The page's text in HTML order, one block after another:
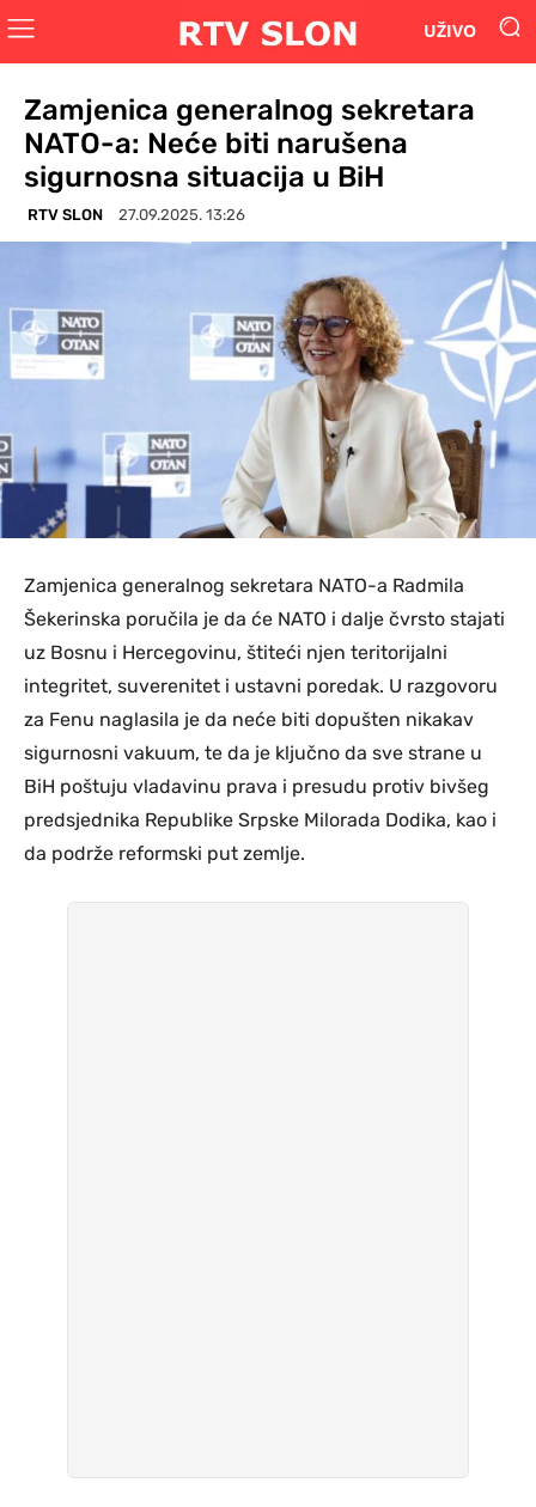
UŽIVO
Zamjenica generalnog sekretara
NATO-a: Neće biti narušena
sigurnosna situacija u BiH
RTV SLON 27.09.2025. 13:26
Zamjenica generalnog sekretara NATO-a Radmila
Šekerinska poručila je da će NATO i dalje čvrsto stajati
uz Bosnu i Hercegovinu, štiteći njen teritorijalni
integritet, suverenitet i ustavni poredak. U razgovoru
za Fenu naglasila je da neće biti dopušten nikakav
sigurnosni vakuum, te da je ključno da sve strane u
BiH poštuju vladavinu prava i presudu protiv bivšeg
predsjednika Republike Srpske Milorada Dodika, kao i
da podrže reformski put zemlje.